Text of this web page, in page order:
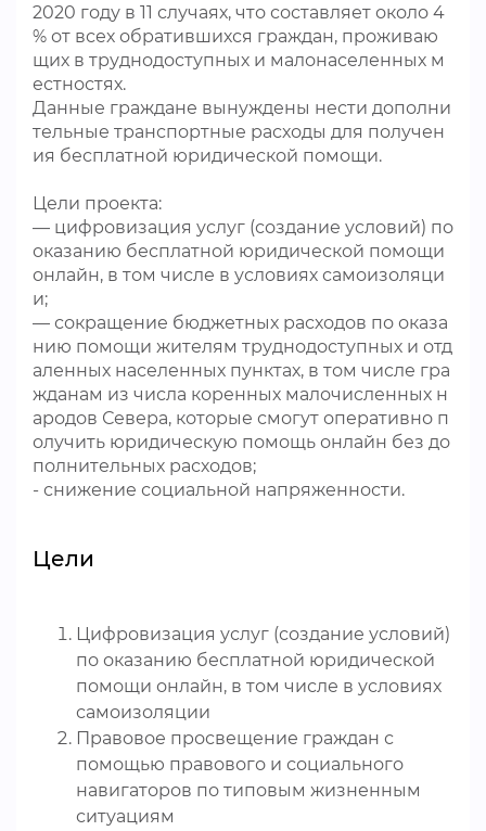
2020 году в 11 случаях, что составляет около 4
% от всех обратившихся граждан, проживаю
щих в труднодоступных и малонаселенных м
естностях.
Данные граждане вынуждены нести дополни
тельные транспортные расходы для получен
ия бесплатной юридической помощи.
Цели проекта:
— цифровизация услуг (создание условий) по
оказанию бесплатной юридической помощи
онлайн, в том числе в условиях самоизоляци
и;
— сокращение бюджетных расходов по оказа
нию помощи жителям труднодоступных и отд
аленных населенных пунктах, в том числе гра
жданам из числа коренных малочисленных н
ародов Севера, которые смогут оперативно п
олучить юридическую помощь онлайн без до
полнительных расходов;
- снижение социальной напряженности.
Цели
Цифровизация услуг (создание условий)
по оказанию бесплатной юридической
помощи онлайн, в том числе в условиях
самоизоляции
Правовое просвещение граждан с
помощью правового и социального
навигаторов по типовым жизненным
ситуациям